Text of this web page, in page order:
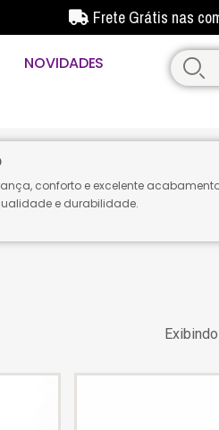
Frete Grátis nas
NOVIDADES
conforto e excelente
e durabilidade.